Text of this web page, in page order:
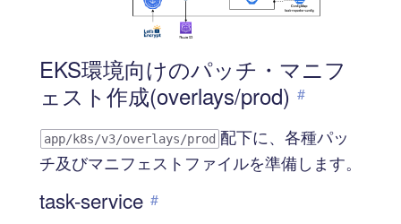
EKS環境向けのパッチ・マニフ
ェスト作成(overlays/prod) #
app/k8s/v3/overlays/prod 配下に、各種パッ
チ及びマニフェストファイルを準備します。
task-service #